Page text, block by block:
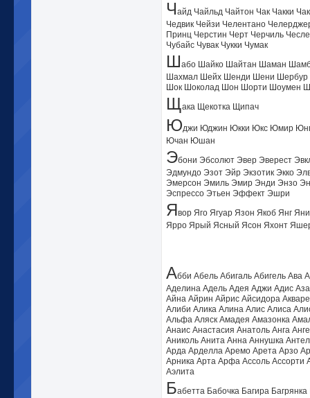
Чайд Чайльд Чайтон Чак Чакки
Чедвик Чейзи Челентано
Принц Черстин Черт Черчиль
Чубайс Чувак Чукки Чумак
Шабо Шайко Шайтан Шаман
Шахмал Шейх Шенди Шени
Шок Шоколад Шон Шорти Шоумен
Щака Щекотка Щипач
Юджи Юджин Юкки Юкс Юмир
Ючан Юшан
Эбони Эбсолют Эвер Эверест
Эдмундо Эзот Эйр Экзотик Экко
Эмерсон Эмиль Эмир Энди Энзо
Эспрессо Этьен Эффект Эшри
Явор Яго Ягуар Язон Якоб Янг
Ярро Ярый Ясный Ясон Яхонт
Абби Абель Абигаль Абигель Ава
Аделина Адель Адея Аджи Адис
Айна Айрин Айрис Айсидора
Алиби Алика Алина Алис Алиса
Альфа Аляск Амадея Амазонка
Анаис Анастасия Анатоль Анга
Аниколь Анита Анна Аннушка
Арда Арделла Аремо Арета Арзо
Арника Арта Арфа Ассоль
Аэлита
Бабетта Бабочка Багира